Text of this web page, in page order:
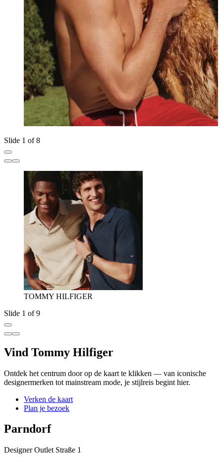
Slide 1 of 8
TOMMY HILFIGER
Slide 1 of 9
Vind Tommy Hilfiger
Ontdek het centrum door op de kaart te klikken — van iconische
designermerken tot mainstream mode, je stijlreis begint hier.
Verken de kaart
Plan je bezoek
Parndorf
Designer Outlet Straße 1